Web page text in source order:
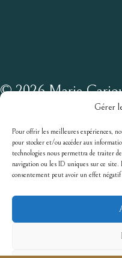
Gérer
Pour offrir les meilleures expériences,
pour stocker et/ou accéder aux
technologies nous permettra de traiter
navigation ou les ID uniques sur ce site.
consentement peut avoir un effet
© 2026 Marie
Atlantique - Thème
WP